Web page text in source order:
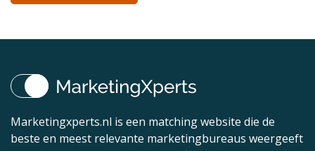
Marketingxperts.nl is een matching website die de
beste en meest relevante marketingbureaus weergeeft